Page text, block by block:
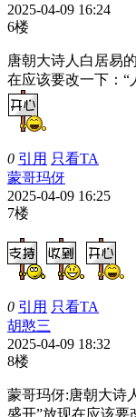
2025-04-09 16:24
6楼
唐朝大诗人白居易
在应该要改一下：“
0 引用 只看TA
蒙哥玛伢
2025-04-09 16:25
7楼
0 引用 只看TA
胡憨三
2025-04-09 18:32
8楼
蒙哥玛伢:唐朝大诗
盛开”放现在应该要